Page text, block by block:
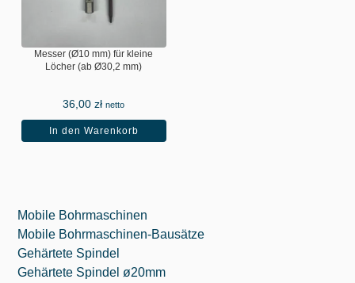
Messer (Ø10 mm) für kleine
Löcher (ab Ø30,2 mm)
36,00zł netto
In den Warenkorb
Mobile Bohrmaschinen
Mobile Bohrmaschinen-Bausätze
Gehärtete Spindel
Gehärtete Spindel ø20mm